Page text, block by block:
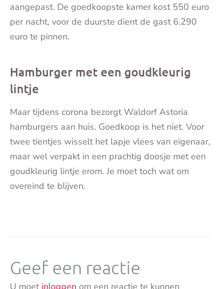
aangepast. De goedkoopste kamer kost 550 euro
per nacht, voor de duurste dient de gast 6.290
euro te pinnen.
Hamburger met een goudkleurig
lintje
Maar tijdens corona bezorgt Waldorf Astoria
hamburgers aan huis. Goedkoop is het niet. Voor
twee tientjes wisselt het lapje vlees van eigenaar,
maar wel verpakt in een prachtig doosje met een
goudkleurig lintje erom. Je moet toch wat om
overeind te blijven.
Geef een reactie
U moet inloggen om een reactie te kunnen